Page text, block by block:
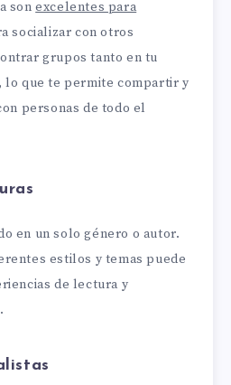
sonexcelentes para
socializar con otros
grupos tanto en tu
lo que te permite compartir y
personas de todo el
en un solo género o autor.
estilos y temas puede
de lectura y